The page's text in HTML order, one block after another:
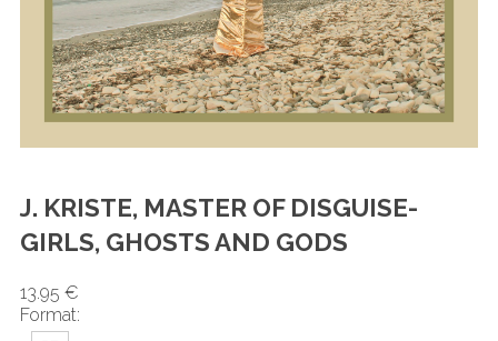
J. KRISTE, MASTER OF DISGUISE-
GIRLS, GHOSTS AND GODS
13.95 €
Format: